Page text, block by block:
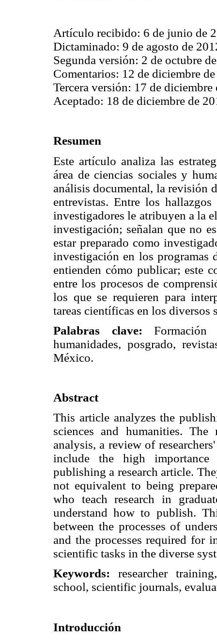
Artículo recibido: 6 de junio de
Dictaminado: 9 de agosto de
Segunda versión: 2 de octubre
Comentarios: 12 de diciembre
Tercera versión: 17 de diciembre
Aceptado: 18 de diciembre de
Resumen
Este artículo analiza las
área de ciencias sociales y
análisis documental, la revisión
entrevistas. Entre los
investigadores le atribuyen a la
investigación; señalan que no
estar preparado como
investigación en los programas
entienden cómo publicar; este
entre los procesos de
los que se requieren para
tareas científicas en los diversos
Palabras clave: Formación
humanidades, posgrado,
México.
Abstract
This article analyzes the
sciences and humanities.
analysis, a review of
include the high importance
publishing a research article.
not equivalent to being
who teach research in
understand how to publish.
between the processes of
and the processes required for
scientific tasks in the diverse
Keywords: researcher
school, scientific journals,
Introducción